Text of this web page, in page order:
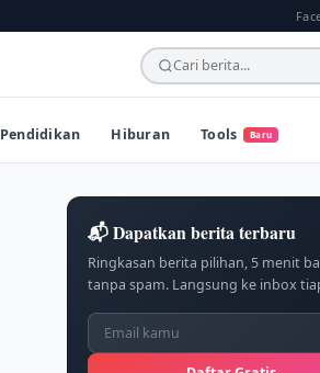
Pendidikan Hiburan Tools Baru
📬 Dapatkan berita terbaru
Ringkasan berita pilihan, 5 menit
tanpa spam. Langsung ke inbox